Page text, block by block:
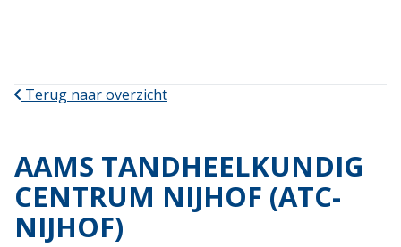
Terug naar overzicht
AAMS TANDHEELKUNDIG
CENTRUM NIJHOF (ATC-
NIJHOF)